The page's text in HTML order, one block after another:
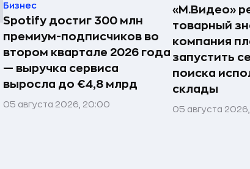
Бизнес
Spotify достиг 300 млн
премиум-подписчиков во
втором квартале 2026 года
— выручка сервиса
выросла до €4,8 млрд
05 августа 2026, 20:00
«М.Видео»
товарный
компания
запустить
поиска
склады
05 августа